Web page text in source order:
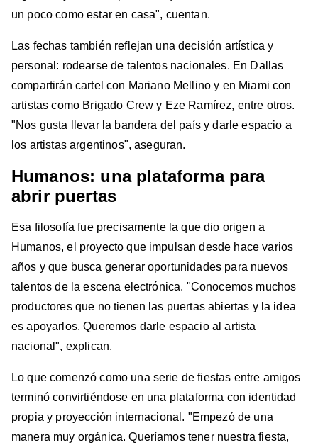
un poco como estar en casa", cuentan.
Las fechas también reflejan una decisión artística y
personal: rodearse de talentos nacionales. En Dallas
compartirán cartel con Mariano Mellino y en Miami con
artistas como Brigado Crew y Eze Ramírez, entre otros.
"Nos gusta llevar la bandera del país y darle espacio a
los artistas argentinos", aseguran.
Humanos: una plataforma para
abrir puertas
Esa filosofía fue precisamente la que dio origen a
Humanos, el proyecto que impulsan desde hace varios
años y que busca generar oportunidades para nuevos
talentos de la escena electrónica. "Conocemos muchos
productores que no tienen las puertas abiertas y la idea
es apoyarlos. Queremos darle espacio al artista
nacional", explican.
Lo que comenzó como una serie de fiestas entre amigos
terminó convirtiéndose en una plataforma con identidad
propia y proyección internacional. "Empezó de una
manera muy orgánica. Queríamos tener nuestra fiesta,